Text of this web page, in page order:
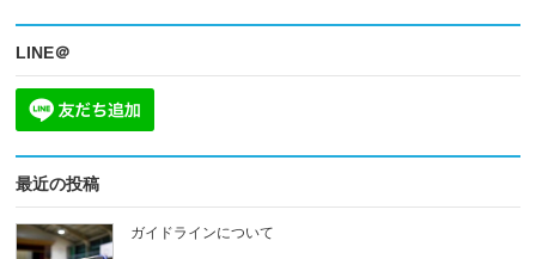
LINE＠
最近の投稿
ガイドラインについて